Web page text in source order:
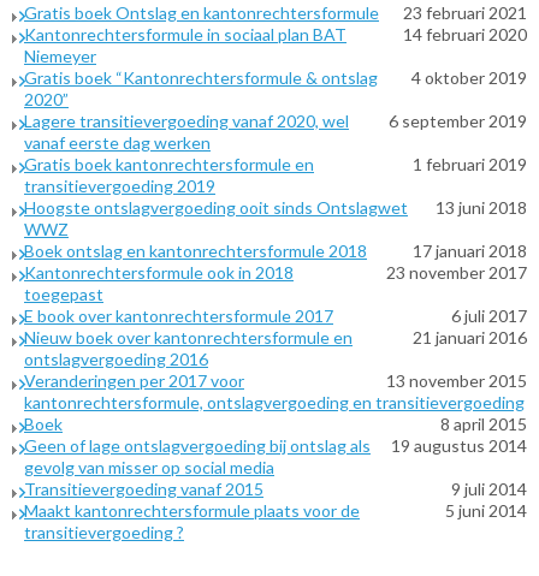
23 februari 2021
Gratis boek Ontslag en kantonrechtersformule
14 februari 2020
Kantonrechtersformule in sociaal plan BAT
Niemeyer
4 oktober 2019
Gratis boek “Kantonrechtersformule & ontslag
2020”
6 september 2019
Lagere transitievergoeding vanaf 2020, wel
vanaf eerste dag werken
1 februari 2019
Gratis boek kantonrechtersformule en
transitievergoeding 2019
13 juni 2018
Hoogste ontslagvergoeding ooit sinds Ontslagwet
WWZ
17 januari 2018
Boek ontslag en kantonrechtersformule 2018
23 november 2017
Kantonrechtersformule ook in 2018
toegepast
6 juli 2017
E book over kantonrechtersformule 2017
21 januari 2016
Nieuw boek over kantonrechtersformule en
ontslagvergoeding 2016
13 november 2015
Veranderingen per 2017 voor
kantonrechtersformule, ontslagvergoeding en transitievergoeding
8 april 2015
Boek
19 augustus 2014
Geen of lage ontslagvergoeding bij ontslag als
gevolg van misser op social media
9 juli 2014
Transitievergoeding vanaf 2015
5 juni 2014
Maakt kantonrechtersformule plaats voor de
transitievergoeding ?